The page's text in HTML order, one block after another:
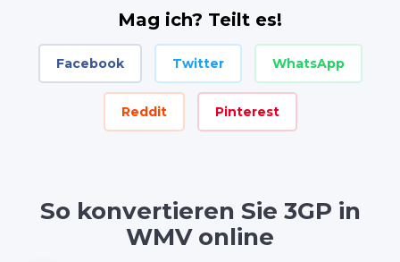
Mag ich? Teilt es!
Facebook Twitter WhatsApp
Reddit Pinterest
So konvertieren Sie 3GP in
WMV online